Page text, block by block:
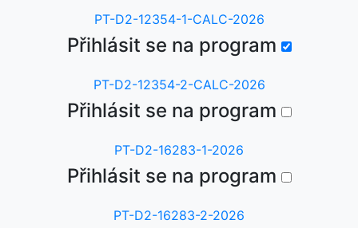
PT-D2-12354-1-CALC-2026
Přihlásit se na program
PT-D2-12354-2-CALC-2026
Přihlásit se na program
PT-D2-16283-1-2026
Přihlásit se na program
PT-D2-16283-2-2026